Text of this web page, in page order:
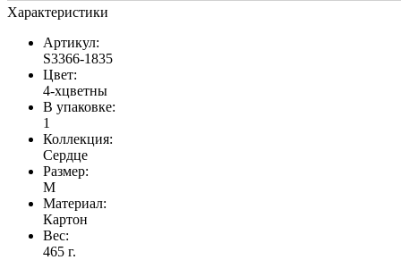
Характеристики
Артикул:
S3366-1835
Цвет:
4-хцветны
В упаковке:
1
Коллекция:
Сердце
Размер:
M
Материал:
Картон
Вес:
465 г.